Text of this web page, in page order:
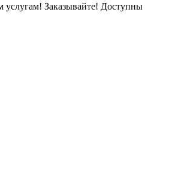
услугам! Заказывайте! Доступны